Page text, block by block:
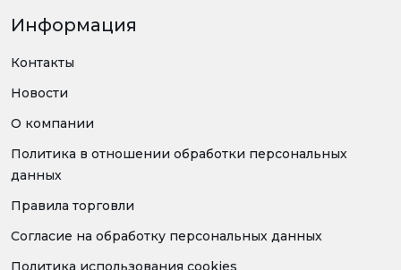
Информация
Контакты
Новости
О компании
Политика в отношении обработки персональных
данных
Правила торговли
Согласие на обработку персональных данных
Политика использования cookies